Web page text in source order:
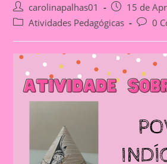
Post
author:
carolinapalhas01
Post
published:
15 de
PostAtividades Pedagógicas
Post0